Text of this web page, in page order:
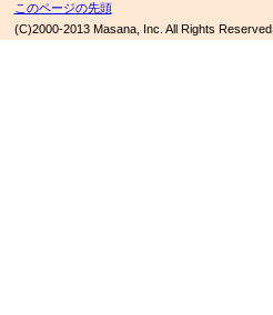
このページの先頭
(C)2000-2013 Masana, Inc. All Rights Reserved.